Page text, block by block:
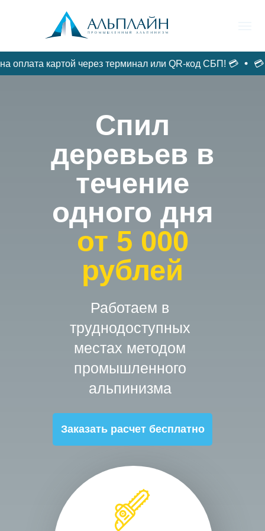
ГЛАВНАЯ ДЕРЕВЬЯ/ВАЛКА
ФАСАДЫ /
РЕМОНТ
картой через терминал или QR-код СБП! 💳 💳
Работаем в
труднодоступных
местах методом
промышленного
альпинизма
Спил
деревьев в
течение
одного дня
от 5 000
рублей
Заказать расчет бесплатно